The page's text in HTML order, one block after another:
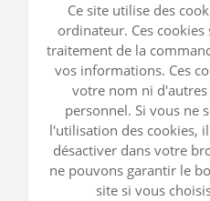
Ce site utilise des
ordinateur. Ces
traitement de la
vos informations. Ces
votre nom ni d'autres
personnel. Si vous ne
l'utilisation des cookies,
désactiver dans votre
ne pouvons garantir le
site si vous